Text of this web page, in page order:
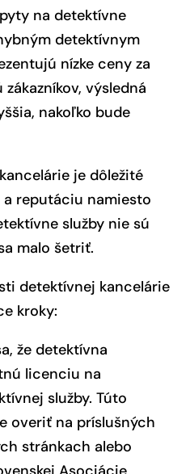
na detektívne
detektívnym
nízke ceny za
výsledná
nakoľko bude
je dôležité
reputáciu namiesto
služby nie sú
malo šetriť.
detektívnej kancelárie
kroky:
že detektívna
licenciu na
služby. Túto
overiť na príslušných
stránkach alebo